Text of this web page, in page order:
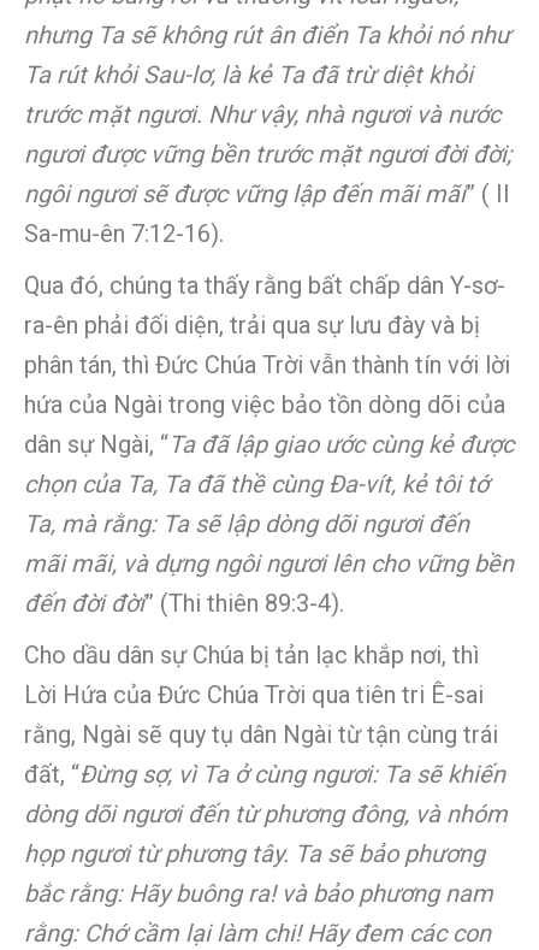
nhưng Ta sẽ không rút ân điển Ta khỏi nó như
Ta rút khỏi Sau-lơ, là kẻ Ta đã trừ diệt khỏi
trước mặt ngươi. Như vậy, nhà ngươi và nước
ngươi được vững bền trước mặt ngươi đời đời;
ngôi ngươi sẽ được vững lập đến mãi mãi” ( II
Sa-mu-ên 7:12-16).
Qua đó, chúng ta thấy rằng bất chấp dân Y-sơ-
ra-ên phải đối diện, trải qua sự lưu đày và bị
phân tán, thì Đức Chúa Trời vẫn thành tín với lời
hứa của Ngài trong việc bảo tồn dòng dõi của
dân sự Ngài, “Ta đã lập giao ước cùng kẻ được
chọn của Ta, Ta đã thề cùng Đa-vít, kẻ tôi tớ
Ta, mà rằng: Ta sẽ lập dòng dõi ngươi đến
mãi mãi, và dựng ngôi ngươi lên cho vững bền
đến đời đời” (Thi thiên 89:3-4).
Cho dầu dân sự Chúa bị tản lạc khắp nơi, thì
Lời Hứa của Đức Chúa Trời qua tiên tri Ê-sai
rằng, Ngài sẽ quy tụ dân Ngài từ tận cùng trái
đất, “Đừng sợ, vì Ta ở cùng ngươi: Ta sẽ khiến
dòng dõi ngươi đến từ phương đông, và nhóm
họp ngươi từ phương tây. Ta sẽ bảo phương
bắc rằng: Hãy buông ra! và bảo phương nam
rằng: Chớ cầm lại làm chi! Hãy đem các con